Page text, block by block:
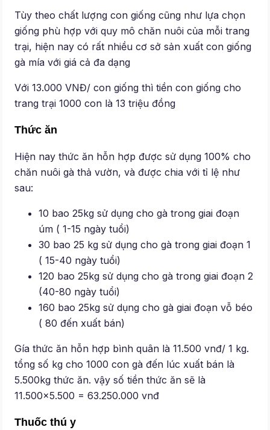
Tùy theo chất lượng con giống cũng như lựa chọn
giống phù hợp với quy mô chăn nuôi của mỗi trang
trại, hiện nay có rất nhiều cơ sở sản xuất con giống
gà mía với giá cả đa dạng
Với 13.000 VNĐ/ con giống thì tiền con giống cho
trang trại 1000 con là 13 triệu đồng
Thức ăn
Hiện nay thức ăn hỗn hợp được sử dụng 100% cho
chăn nuôi gà thả vườn, và được chia với tỉ lệ như
sau:
10 bao 25kg sử dụng cho gà trong giai đoạn
úm ( 1-15 ngày tuổi)
30 bao 25 kg sử dụng cho gà trong giai đoạn 1
( 15-40 ngày tuổi)
120 bao 25kg sử dụng cho gà trong giai đoạn 2
(40-80 ngày tuổi)
160 bao 25kg sử dụng cho gà giai đoạn vỗ béo
( 80 đến xuất bán)
Gía thức ăn hỗn hợp bình quân là 11.500 vnđ/ 1 kg.
tổng số kg cho 1000 con gà đến lúc xuất bán là
5.500kg thức ăn. vậy số tiền thức ăn sẽ là
11.500×5.500 = 63.250.000 vnđ
Thuốc thú y